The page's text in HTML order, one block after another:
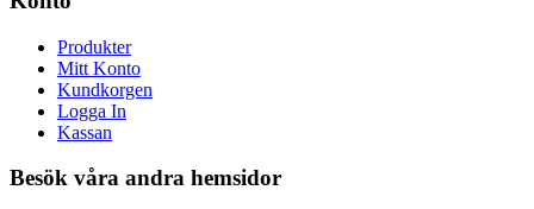
Produkter
Mitt Konto
Kundkorgen
Logga In
Kassan
Besök våra andra hemsidor